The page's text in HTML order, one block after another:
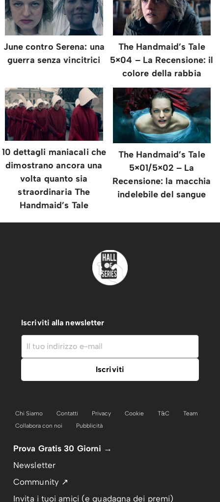
June contro Serena: una
guerra senza vincitrici
The Handmaid’s Tale
5×04 – La Recensione: il
colore della rabbia
10 dettagli maniacali che
dimostrano ancora una
volta quanto sia
straordinaria The
Handmaid’s Tale
The Handmaid’s Tale
5×01/5×02 – La
Recensione: la macchia
indelebile del sangue
Iscriviti alla newsletter
Chi Siamo Contatti Privacy Cookie T&C
Team
Collabora con noi
Pubblicità
Prova Gratis 30 Giorni →
Newsletter
Community ↗
Invita i tuoi amici (e guadagna dei premi)